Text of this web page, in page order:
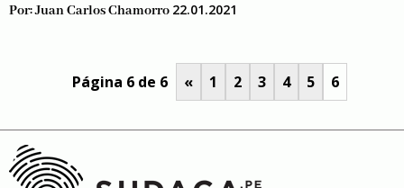
Por:Juan Carlos Chamorro 22.01.2021
Página 6 de 6 « 1 2 3 4 5 6